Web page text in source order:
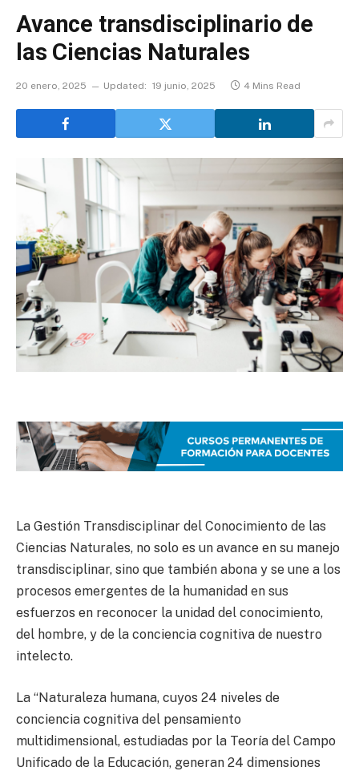
Avance transdisciplinario de
las Ciencias Naturales
20 enero, 2025 Updated: 19 junio, 2025 4 Mins Read
La Gestión Transdisciplinar del Conocimiento de las
Ciencias Naturales, no solo es un avance en su manejo
transdisciplinar, sino que también abona y se une a los
procesos emergentes de la humanidad en sus
esfuerzos en reconocer la unidad del conocimiento,
del hombre, y de la conciencia cognitiva de nuestro
intelecto.
La “Naturaleza humana, cuyos 24 niveles de
conciencia cognitiva del pensamiento
multidimensional, estudiadas por la Teoría del Campo
Unificado de la Educación, generan 24 dimensiones